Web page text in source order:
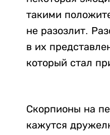
такими
не разозлит.
в их
который стал
Скорпионы на
кажутся